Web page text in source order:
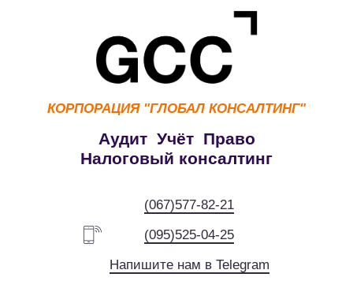
КОРПОРАЦИЯ "ГЛОБАЛ КОНСАЛТИНГ"
Аудит Учёт Право
Налоговый консалтинг
(067)577-82-21
(095)525-04-25
Напишите нам в Telegram